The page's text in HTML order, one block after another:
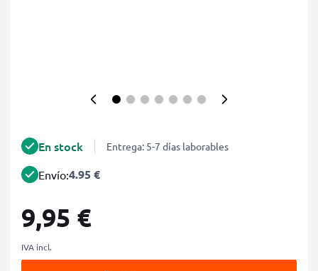
En stock Entrega: 5-7 días laborables
Envío:4.95 €
9,95 €
IVA incl.